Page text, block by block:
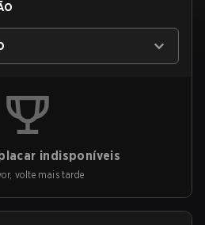
indisponíveis
volte mais tarde